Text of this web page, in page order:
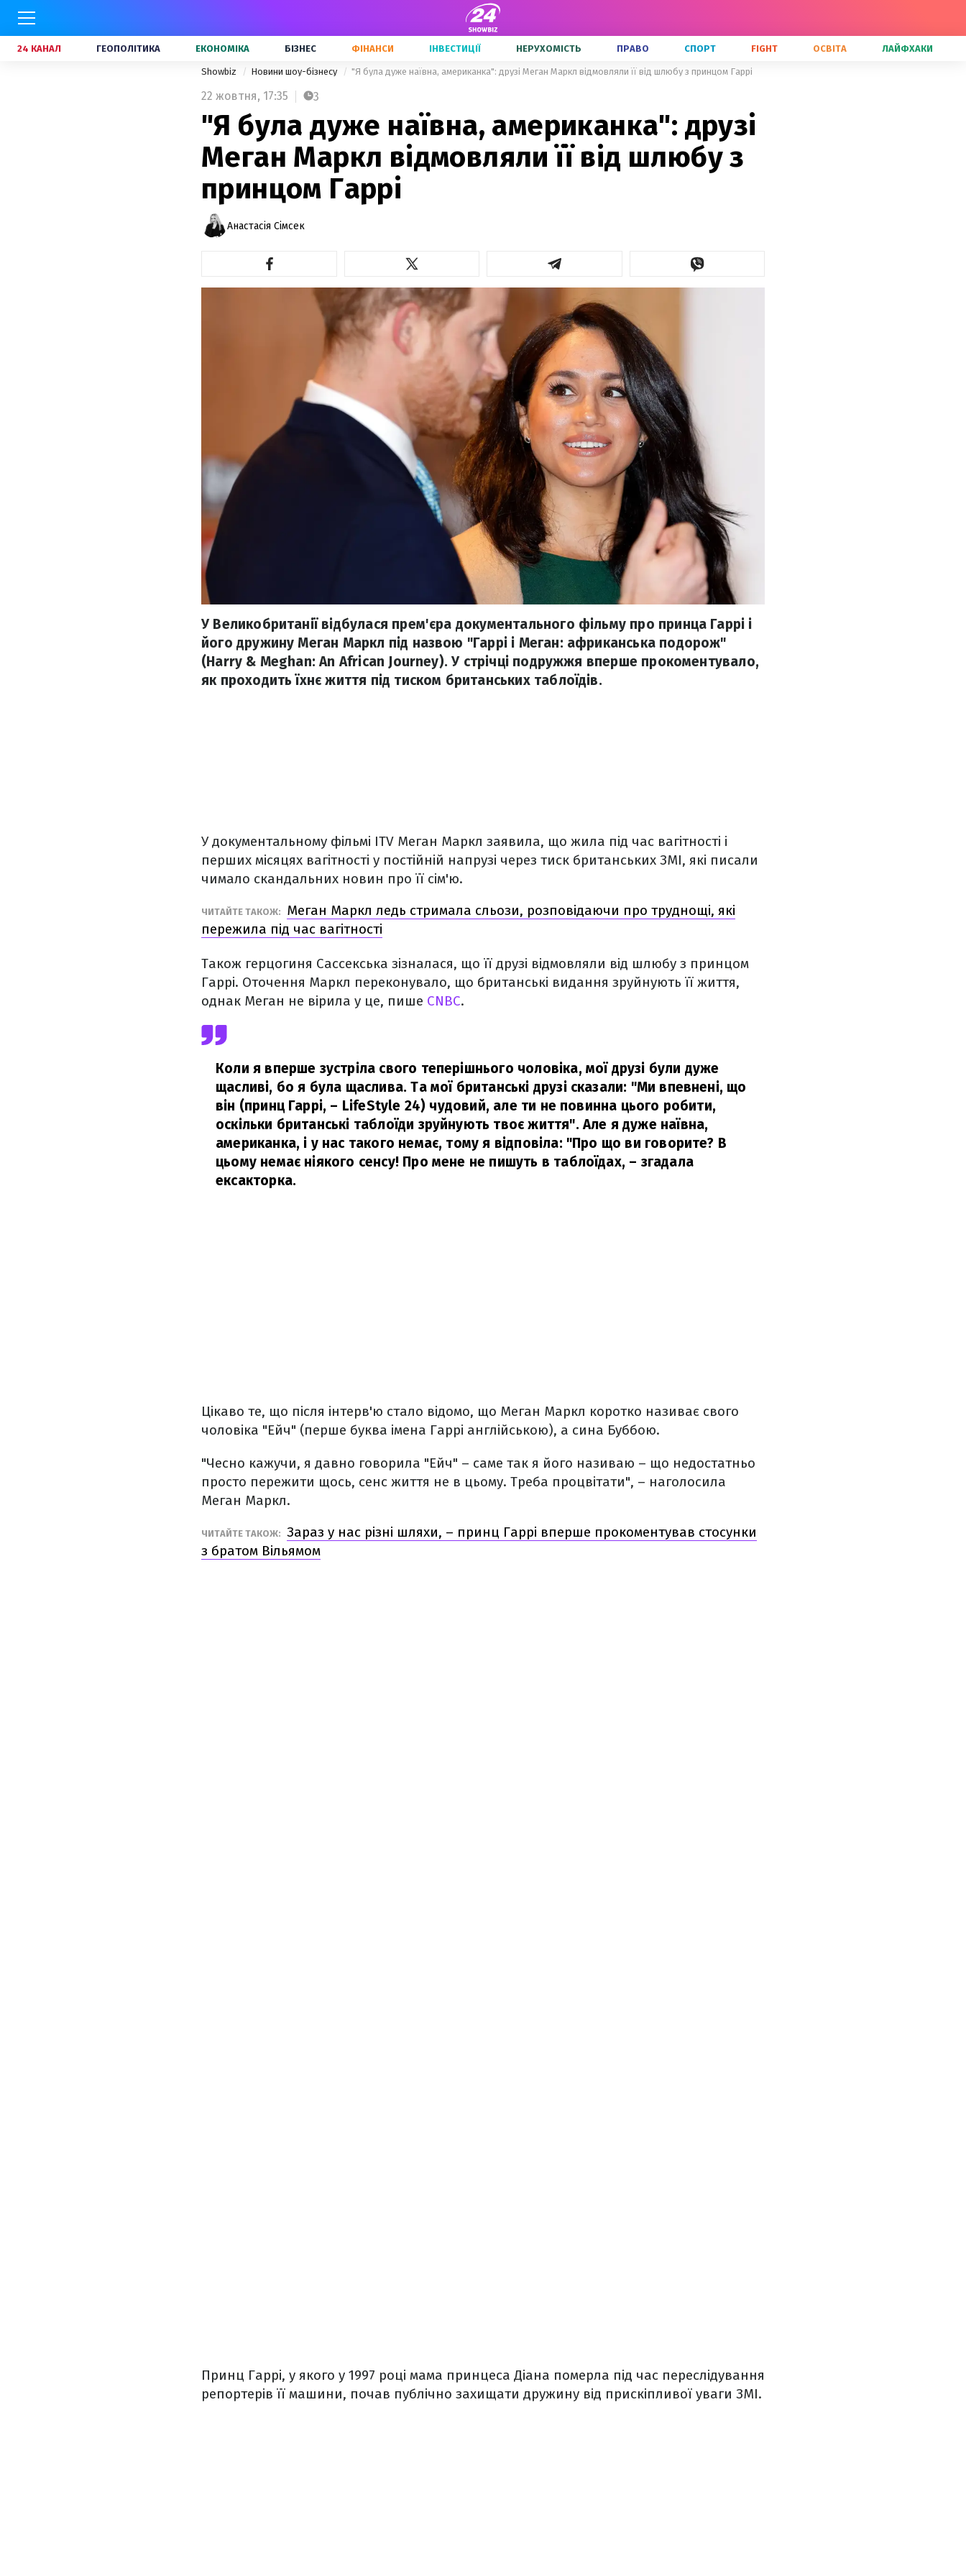
24 КАНАЛ ГЕОПОЛІТИКА ЕКОНОМІКА БІЗНЕС ФІНАНСИ ІНВЕСТИЦІЇ НЕРУХОМІСТЬ ПРАВО СПОРТ FIGHT ОСВІТА ЛАЙФХАКИ
Showbiz Новини шоу-бізнесу "Я була дуже наївна, американка": друзі Меган Маркл відмовляли її від шлюбу з принцом Гаррі
22 жовтня, 17:35 3
"Я була дуже наївна, американка": друзі
Меган Маркл відмовляли її від шлюбу з
принцом Гаррі
Анастасія Сімсек
У Великобританії відбулася прем'єра документального фільму про принца Гаррі і
його дружину Меган Маркл під назвою "Гаррі і Меган: африканська подорож"
(Harry & Meghan: An African Journey). У стрічці подружжя вперше прокоментувало,
як проходить їхнє життя під тиском британських таблоїдів.
У документальному фільмі ITV Меган Маркл заявила, що жила під час вагітності і
перших місяцях вагітності у постійній напрузі через тиск британських ЗМІ, які писали
чимало скандальних новин про її сім'ю.
ЧИТАЙТЕ ТАКОЖ:
Меган Маркл ледь стримала сльози, розповідаючи про труднощі, які
пережила під час вагітності
Також герцогиня Сассекська зізналася, що її друзі відмовляли від шлюбу з принцом
Гаррі. Оточення Маркл переконувало, що британські видання зруйнують її життя,
однак Меган не вірила у це, пише CNBC.
Коли я вперше зустріла свого теперішнього чоловіка, мої друзі були дуже
щасливі, бо я була щаслива. Та мої британські друзі сказали: "Ми впевнені, що
він (принц Гаррі, – LifeStyle 24) чудовий, але ти не повинна цього робити,
оскільки британські таблоїди зруйнують твоє життя". Але я дуже наївна,
американка, і у нас такого немає, тому я відповіла: "Про що ви говорите? В
цьому немає ніякого сенсу! Про мене не пишуть в таблоїдах, – згадала
ексакторка.
Цікаво те, що після інтерв'ю стало відомо, що Меган Маркл коротко називає свого
чоловіка "Ейч" (перше буква імена Гаррі англійською), а сина Буббою.
"Чесно кажучи, я давно говорила "Ейч" – саме так я його називаю – що недостатньо
просто пережити щось, сенс життя не в цьому. Треба процвітати", – наголосила
Меган Маркл.
ЧИТАЙТЕ ТАКОЖ: Зараз у нас різні шляхи, – принц Гаррі вперше прокоментував стосунки
з братом Вільямом
Принц Гаррі, у якого у 1997 році мама принцеса Діана померла під час переслідування
репортерів її машини, почав публічно захищати дружину від прискіпливої уваги ЗМІ.